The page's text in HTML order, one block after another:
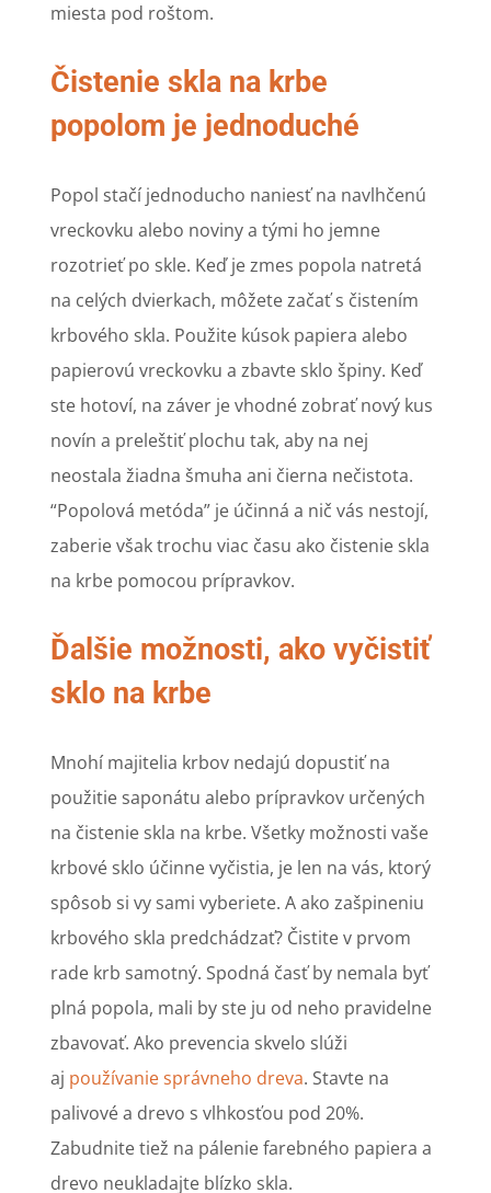
miesta pod roštom.
Čistenie skla na krbe
popolom je jednoduché
Popol stačí jednoducho naniesť na navlhčenú
vreckovku alebo noviny a tými ho jemne
rozotrieť po skle. Keď je zmes popola natretá
na celých dvierkach, môžete začať s čistením
krbového skla. Použite kúsok papiera alebo
papierovú vreckovku a zbavte sklo špiny. Keď
ste hotoví, na záver je vhodné zobrať nový kus
novín a preleštiť plochu tak, aby na nej
neostala žiadna šmuha ani čierna nečistota.
“Popolová metóda” je účinná a nič vás nestojí,
zaberie však trochu viac času ako čistenie skla
na krbe pomocou prípravkov.
Ďalšie možnosti, ako vyčistiť
sklo na krbe
Mnohí majitelia krbov nedajú dopustiť na
použitie saponátu alebo prípravkov určených
na čistenie skla na krbe. Všetky možnosti vaše
krbové sklo účinne vyčistia, je len na vás, ktorý
spôsob si vy sami vyberiete. A ako zašpineniu
krbového skla predchádzať? Čistite v prvom
rade krb samotný. Spodná časť by nemala byť
plná popola, mali by ste ju od neho pravidelne
zbavovať. Ako prevencia skvelo slúži
aj používanie správneho dreva. Stavte na
palivové a drevo s vlhkosťou pod 20%.
Zabudnite tiež na pálenie farebného papiera a
drevo neukladajte blízko skla.